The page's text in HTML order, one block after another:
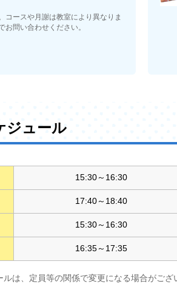
コースや月謝は教室により異なりま
お問い合わせください。
ジュール
15:30～16:30
17:40～18:40
15:30～16:30
16:35～17:35
は、定員等の関係で変更になる場合がござ